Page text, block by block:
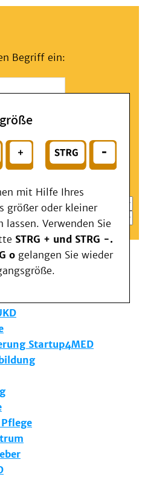
Begriff ein:
Ihren Schnelleinstieg
mit Hilfe Ihres
größer oder kleiner
lassen. Verwenden Sie
STRG + und STRG -.
o gelangen Sie wieder
Zentren
im Medizinwesen (KIM)
Startup4MED